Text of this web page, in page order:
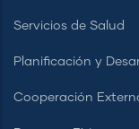
Servicios de Salud
Planificación y
Cooperación